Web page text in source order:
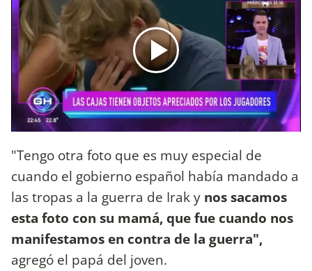
"Tengo otra foto que es muy especial de
cuando el gobierno español había mandado a
las tropas a la guerra de Irak y nos sacamos
esta foto con su mamá, que fue cuando nos
manifestamos en contra de la guerra",
agregó el papá del joven.